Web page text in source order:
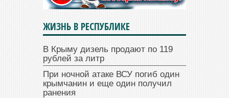
ЖИЗНЬ В РЕСПУБЛИКЕ
В Крыму дизель продают по 119
рублей за литр
При ночной атаке ВСУ погиб один
крымчанин и еще один получил
ранения